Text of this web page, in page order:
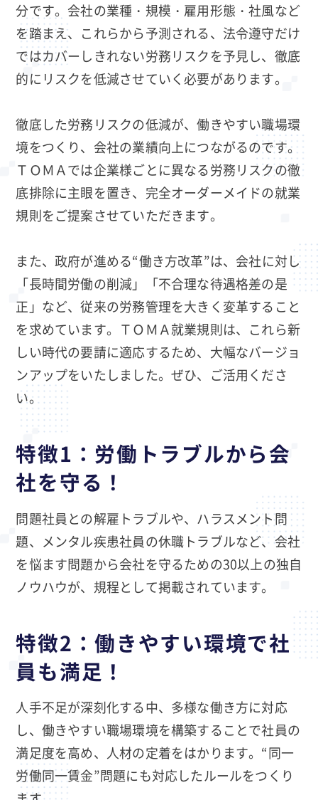
分です。会社の業種・規模・雇用形態・社風など
を踏まえ、これらから予測される、法令遵守だけ
ではカバーしきれない労務リスクを予見し、徹底
的にリスクを低減させていく必要があります。
徹底した労務リスクの低減が、働きやすい職場環
境をつくり、会社の業績向上につながるのです。
ＴＯＭＡでは企業様ごとに異なる労務リスクの徹
底排除に主眼を置き、完全オーダーメイドの就業
規則をご提案させていただきます。
また、政府が進める“働き方改革”は、会社に対し
「長時間労働の削減」「不合理な待遇格差の是
正」など、従来の労務管理を大きく変革すること
を求めています。ＴＯＭＡ就業規則は、これら新
しい時代の要請に適応するため、大幅なバージョ
ンアップをいたしました。ぜひ、ご活用くださ
い。
特徴1：労働トラブルから会
社を守る！
問題社員との解雇トラブルや、ハラスメント問
題、メンタル疾患社員の休職トラブルなど、会社
を悩ます問題から会社を守るための30以上の独自
ノウハウが、規程として掲載されています。
特徴2：働きやすい環境で社
員も満足！
人手不足が深刻化する中、多様な働き方に対応
し、働きやすい職場環境を構築することで社員の
満足度を高め、人材の定着をはかります。“同一
労働同一賃金”問題にも対応したルールをつくり